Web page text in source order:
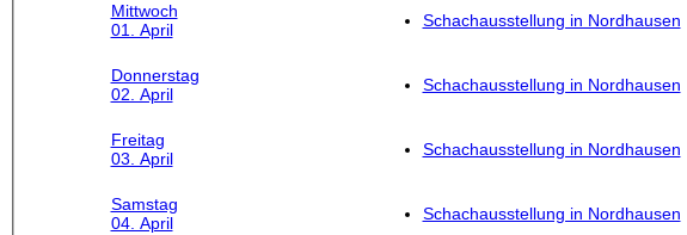
Mittwoch
01. April
Schachausstellung in Nordhausen
Donnerstag
02. April
Schachausstellung in Nordhausen
Freitag
03. April
Schachausstellung in Nordhausen
Samstag
04. April
Schachausstellung in Nordhausen